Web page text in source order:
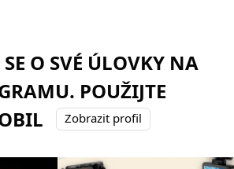
SE O SVÉ ÚLOVKY NA
POUŽIJTE
Zobrazit profil